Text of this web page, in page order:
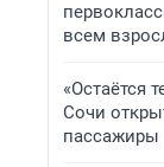
всем
«Остаётся
Сочи
пассажиры